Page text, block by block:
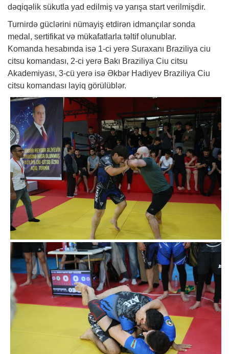
dəqiqəlik sükutla yad edilmiş və yarışa start verilmişdir.
Turnirdə güclərini nümayiş etdirən idmançılar sonda
medal, sertifikat və mükafatlarla təltif olunublar.
Komanda hesabında isə 1-ci yerə Suraxanı Braziliya ciu
citsu komandası, 2-ci yerə Bakı Braziliya Ciu citsu
Akademiyası, 3-cü yerə isə Əkbər Hadiyev Braziliya Ciu
citsu komandası layiq görülüblər.